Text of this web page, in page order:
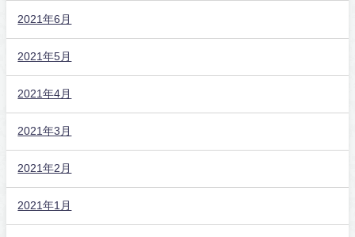
2021年6月
2021年5月
2021年4月
2021年3月
2021年2月
2021年1月